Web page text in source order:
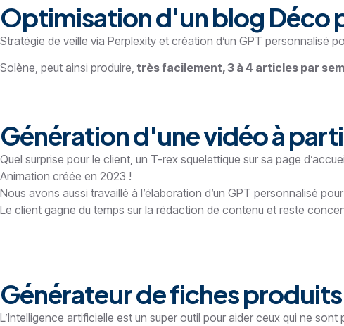
Optimisation d'un blog Déco
Stratégie de veille via Perplexity et création d’un GPT personnalisé
Solène, peut ainsi produire, très facilement, 3 à 4 articles par
Génération d'une vidéo à
Quel surprise pour le client, un T-rex squelettique sur sa page
Animation créée en 2023 !
Nous avons aussi travaillé à l’élaboration d’un GPT personnalisé
Le client gagne du temps sur la rédaction de contenu et reste
Générateur de fiches
L’Intelligence artificielle est un super outil pour aider ceux qui ne sont